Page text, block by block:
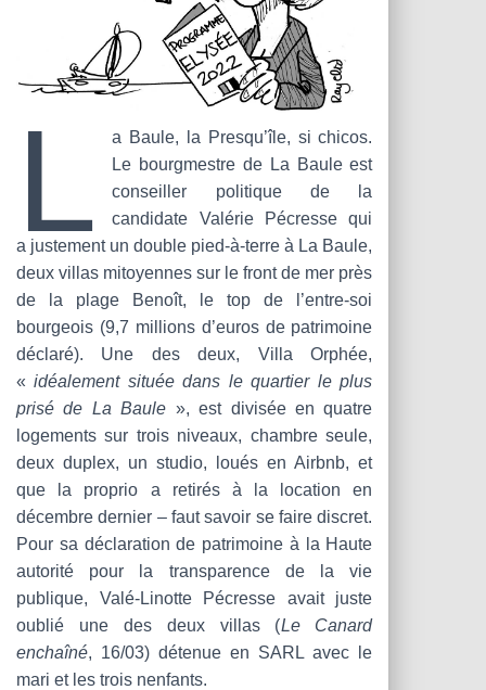
L
a Baule, la Presqu’île, si chicos.
Le bourgmestre de La Baule est
conseiller politique de la
candidate Valérie Pécresse qui
a justement un double pied-à-terre à La Baule,
deux villas mitoyennes sur le front de mer près
de la plage Benoît, le top de l’entre-soi
bourgeois (9,7 millions d’euros de patrimoine
déclaré). Une des deux, Villa Orphée,
«idéalement située dans le quartier le plus
prisé de La Baule », est divisée en quatre
logements sur trois niveaux, chambre seule,
deux duplex, un studio, loués en Airbnb, et
que la proprio a retirés à la location en
décembre dernier – faut savoir se faire discret.
Pour sa déclaration de patrimoine à la Haute
autorité pour la transparence de la vie
publique, Valé-Linotte Pécresse avait juste
oublié une des deux villas (Le Canard
enchaîné, 16/03) détenue en SARL avec le
mari et les trois nenfants.